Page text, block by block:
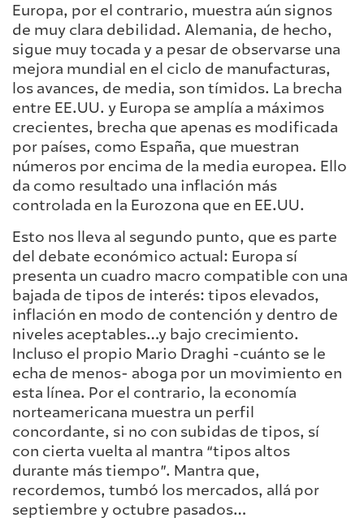
Europa, por el contrario, muestra aún signos
de muy clara debilidad. Alemania, de hecho,
sigue muy tocada y a pesar de observarse una
mejora mundial en el ciclo de manufacturas,
los avances, de media, son tímidos. La brecha
entre EE.UU. y Europa se amplía a máximos
crecientes, brecha que apenas es modificada
por países, como España, que muestran
números por encima de la media europea. Ello
da como resultado una inflación más
controlada en la Eurozona que en EE.UU.
Esto nos lleva al segundo punto, que es parte
del debate económico actual: Europa sí
presenta un cuadro macro compatible con una
bajada de tipos de interés: tipos elevados,
inflación en modo de contención y dentro de
niveles aceptables…y bajo crecimiento.
Incluso el propio Mario Draghi -cuánto se le
echa de menos- aboga por un movimiento en
esta línea. Por el contrario, la economía
norteamericana muestra un perfil
concordante, si no con subidas de tipos, sí
con cierta vuelta al mantra “tipos altos
durante más tiempo”. Mantra que,
recordemos, tumbó los mercados, allá por
septiembre y octubre pasados…